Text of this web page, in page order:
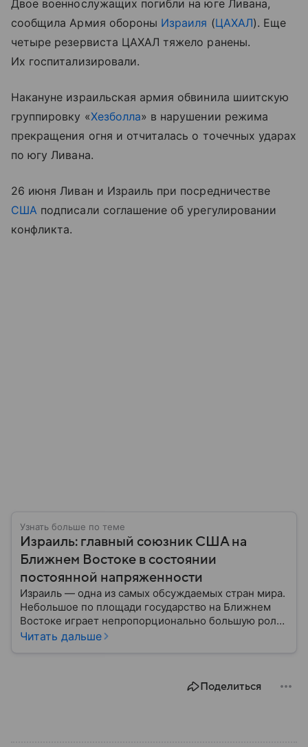
Двое военнослужащих погибли на юге Ливана,
сообщила Армия обороны Израиля (ЦАХАЛ). Еще
четыре резервиста ЦАХАЛ тяжело ранены.
Их госпитализировали.
Накануне израильская армия обвинила шиитскую
группировку «Хезболла» в нарушении режима
прекращения огня и отчиталась о точечных ударах
по югу Ливана.
26 июня Ливан и Израиль при посредничестве
США подписали соглашение об урегулировании
конфликта.
Узнать больше по теме
Израиль: главный союзник США на
Ближнем Востоке в состоянии
постоянной напряженности
Израиль — одна из самых обсуждаемых стран мира.
Небольшое по площади государство на Ближнем
Востоке играет непропорционально большую роль
в международной политике, безопасности и
Читать дальше
Поделиться